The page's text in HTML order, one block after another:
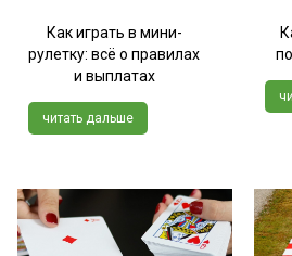
Как играть в мини-
рулетку: всё о правилах
и выплатах
читать дальше